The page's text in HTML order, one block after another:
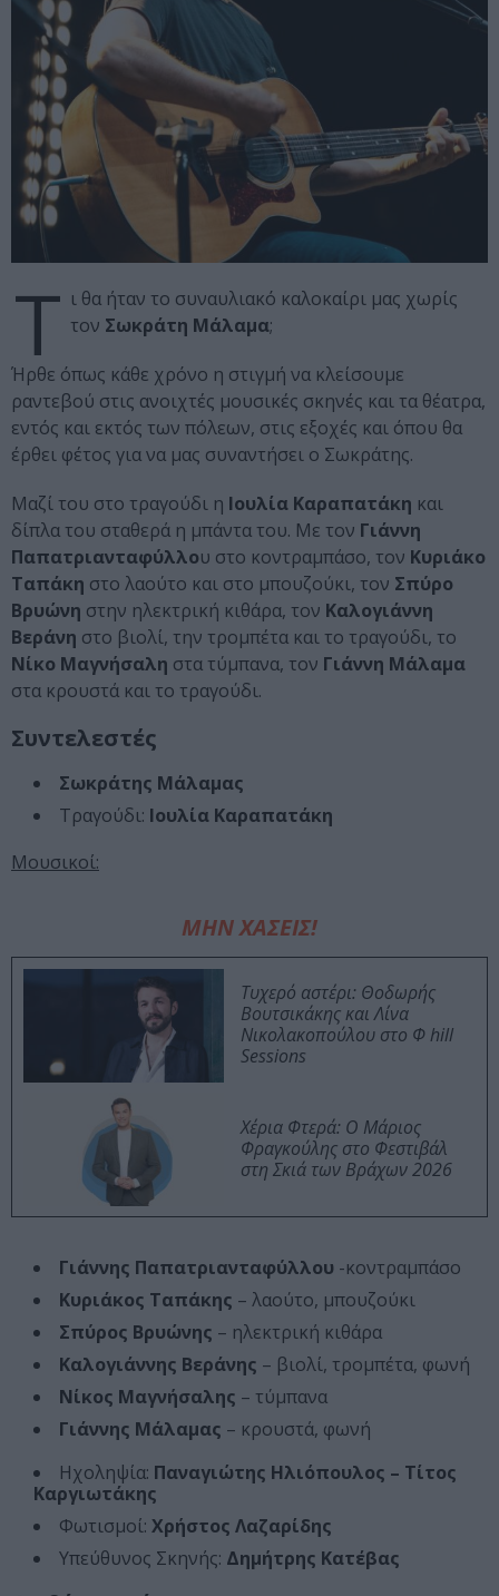
Τ ι θα ήταν το συναυλιακό καλοκαίρι μας χωρίς
τον Σωκράτη Μάλαμα;
Ήρθε όπως κάθε χρόνο η στιγμή να κλείσουμε
ραντεβού στις ανοιχτές μουσικές σκηνές και τα θέατρα,
εντός και εκτός των πόλεων, στις εξοχές και όπου θα
έρθει φέτος για να μας συναντήσει ο Σωκράτης.
Μαζί του στο τραγούδι η Ιουλία Καραπατάκη και
δίπλα του σταθερά η μπάντα του. Με τον Γιάννη
Παπατριανταφύλλου στο κοντραμπάσο, τον Κυριάκο
Ταπάκη στο λαούτο και στο μπουζούκι, τον Σπύρο
Βρυώνη στην ηλεκτρική κιθάρα, τον Καλογιάννη
Βεράνη στο βιολί, την τρομπέτα και το τραγούδι, το
Νίκο Μαγνήσαλη στα τύμπανα, τον Γιάννη Μάλαμα
στα κρουστά και το τραγούδι.
Συντελεστές
Σωκράτης Μάλαμας
Τραγούδι: Ιουλία Καραπατάκη
Μουσικοί:
ΜΗΝ ΧΑΣΕΙΣ!
Τυχερό αστέρι: Θοδωρής
Βουτσικάκης και Λίνα
Νικολακοπούλου στο Φ hill
Sessions
Χέρια Φτερά: Ο Μάριος
Φραγκούλης στο Φεστιβάλ
στη Σκιά των Βράχων 2026
Γιάννης Παπατριανταφύλλου -κοντραμπάσο
Κυριάκος Ταπάκης – λαούτο, μπουζούκι
Σπύρος Βρυώνης – ηλεκτρική κιθάρα
Καλογιάννης Βεράνης – βιολί, τρομπέτα, φωνή
Νίκος Μαγνήσαλης – τύμπανα
Γιάννης Μάλαμας – κρουστά, φωνή
Ηχοληψία: Παναγιώτης Ηλιόπουλος – Τίτος
Καργιωτάκης
Φωτισμοί: Χρήστος Λαζαρίδης
Υπεύθυνος Σκηνής: Δημήτρης Κατέβας